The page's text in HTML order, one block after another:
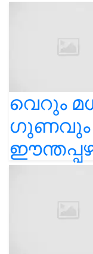
വെറും
ഗുണവും